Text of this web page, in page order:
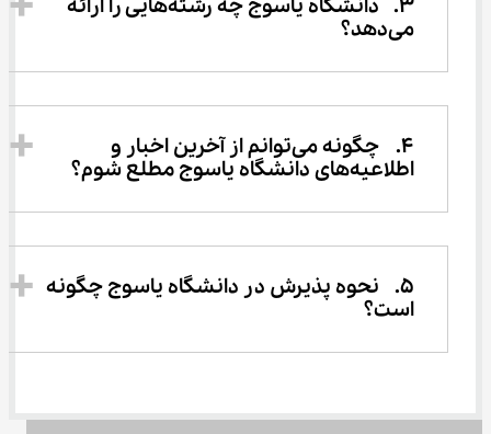
3.	دانشگاه یاسوج چه رشته‌هایی را ارائه
می‌دهد؟
4.	چگونه می‌توانم از آخرین اخبار و
اطلاعیه‌های دانشگاه یاسوج مطلع شوم؟
5.	نحوه پذیرش در دانشگاه یاسوج چگونه
است؟